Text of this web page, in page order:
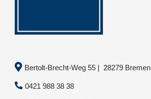
Bertolt-Brecht-Weg 55 | 28279 Bremen
0421 988 38 38